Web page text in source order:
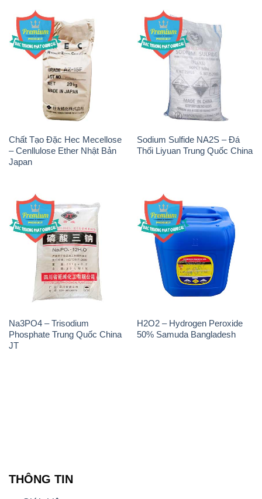
Na3PO4 – Trisodium
Phosphate Trung Quốc China
H2O2 – Hydrogen Peroxide
50% Samuda Bangladesh
THÔNG TIN
Giới thiệu
Sản phẩm
Chính sách và quy định chung
Tin tức
Liên hệ
- 0932.660.696 - 0901.326.566 - 0906.387.866 -